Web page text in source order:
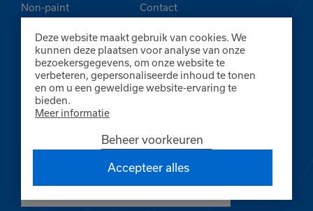
Deze website maakt gebruik van cookies. We
kunnen deze plaatsen voor analyse van onze
bezoekersgegevens, om onze website te
verbeteren, gepersonaliseerde inhoud te tonen
en om u een geweldige website-ervaring te
bieden.
Meer informatie
Beheer voorkeuren
Accepteer alles
Non-paint
Contact
FINNPAINTS
Bredaseweg 212B
4873 LA Etten-Leur
+31 (0)165 510288
Stuur een bericht
Blijf op de hoogte van tips & aanbiedingen